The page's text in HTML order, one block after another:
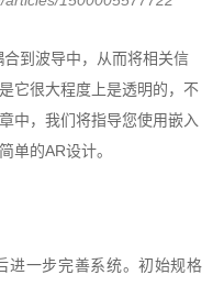
到波导中，从而将相关信
它很大程度上是透明的，不
中，我们将指导您使用嵌入
单的AR设计。
进一步完善系统。初始规格